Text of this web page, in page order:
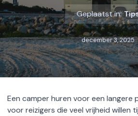
Geplaatst in:
december 3, 2025
Een camper huren voor een langere
voor reizigers die veel vrijheid willen